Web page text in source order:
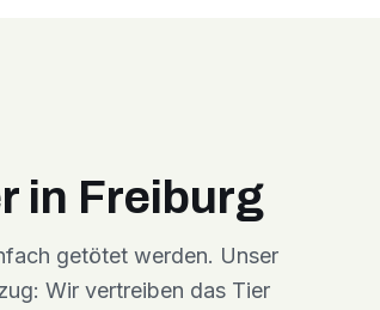
in Freiburg
getötet werden. Unser
Wir vertreiben das Tier